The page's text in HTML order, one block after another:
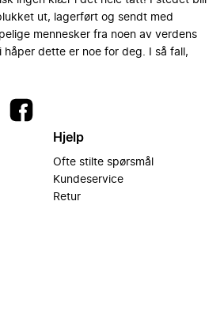
ut, lagerført og sendt med
mennesker fra noen av verdens
håper dette er noe for deg. I så fall,
Hjelp
Ofte stilte spørsmål
Kundeservice
Retur